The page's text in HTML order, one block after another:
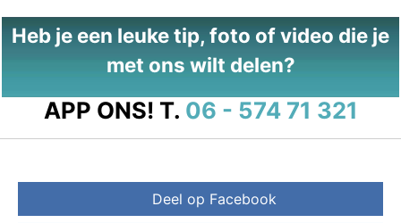
Heb je een leuke tip, foto of video die je
met ons wilt delen?
APP ONS! T. 06 - 574 71 321
Deel op Facebook